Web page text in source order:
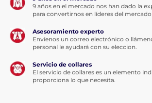
9 años en el mercado nos han dado la
para convertirnos en líderes del
Asesoramiento experto
Envíenos un correo electrónico o
personal le ayudará con su eleccion.
Servicio de collares
El servicio de collares es un elemento
proporciona lo que necesita.